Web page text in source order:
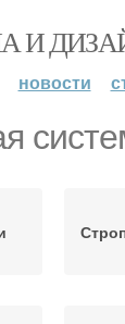
И
новости